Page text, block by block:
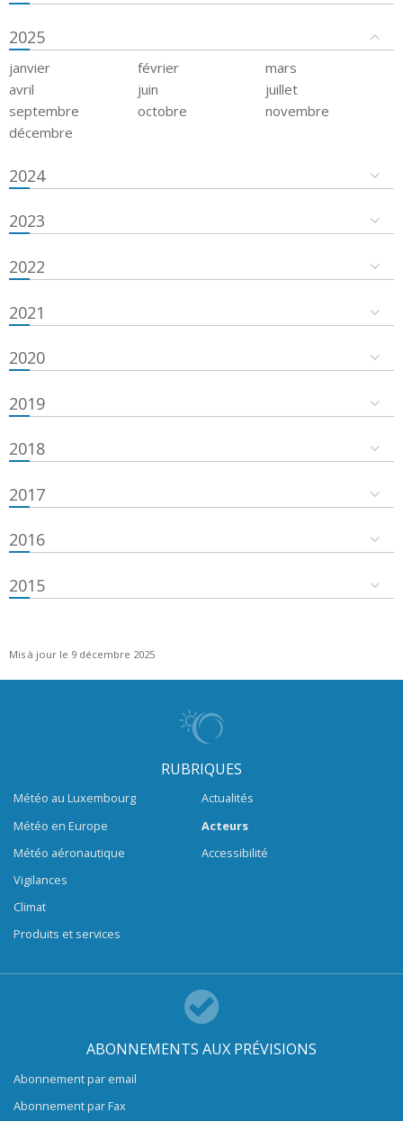
2025
janvier février
mars
avril
juin
juillet
septembre
octobre
novembre
décembre
2024
2023
2022
2021
2020
2019
2018
2017
2016
2015
Mis à jour le 9 décembre 2025
RUBRIQUES
Météo au Luxembourg
Météo en Europe
Météo aéronautique
Vigilances
Climat
Produits et services
Actualités
Acteurs
Accessibilité
ABONNEMENTS AUX PRÉVISIONS
Abonnement par email
Abonnement par Fax